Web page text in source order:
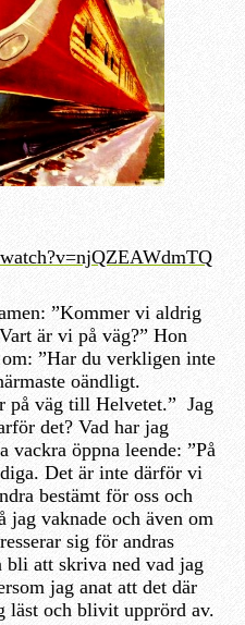
”Kommer vi aldrig
är vi på väg?” Hon
”Har du verkligen inte
oändligt.
på väg till Helvetet.” Jag
det? Vad har jag
vackra öppna leende: ”På
Det är inte därför vi
bestämt för oss och
jag vaknade och även om
sig för andras
bli att skriva ned vad jag
jag anat att det där
läst och blivit upprörd av.